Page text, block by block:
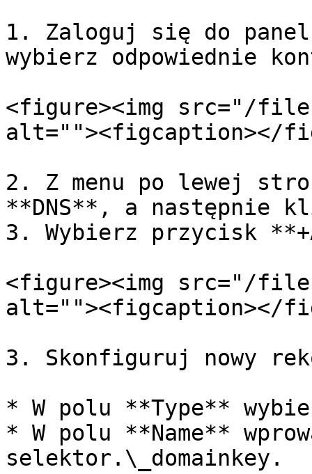
1. Zaloguj się do
wybierz odpowiednie
<figure><img src="/files/
alt=""><figcaption></
2. Z menu po lewej
**DNS**, a następnie
3. Wybierz przycisk
<figure><img src="/files/
alt=""><figcaption></
3. Skonfiguruj nowy
* W polu **Type**
* W polu **Name**
selektor.\_domainkey.